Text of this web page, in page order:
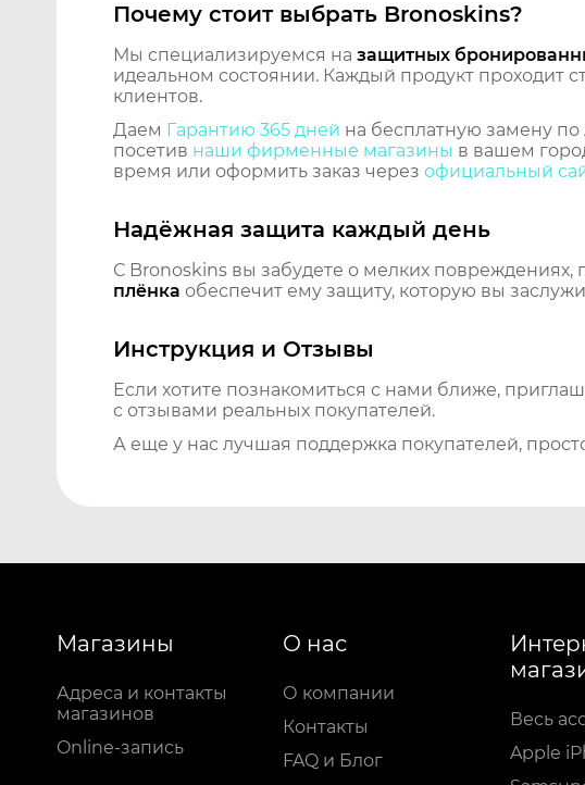
Почему стоит выбрать Bronoskins?
Мы специализируемся на защитных
идеальном состоянии. Каждый продукт проходит
клиентов.
Даем Гарантию 365 дней на бесплатную замену
посетив наши фирменные магазины в вашем
время или оформить заказ через официальный
Надёжная защита каждый день
С Bronoskins вы забудете о мелких повреждениях,
плёнка обеспечит ему защиту, которую вы
Инструкция и Отзывы
Если хотите познакомиться с нами ближе,
с отзывами реальных покупателей.
А еще у нас лучшая поддержка покупателей,
Магазины
Адреса и контакты
магазинов
Online-запись
О нас
О компании
Контакты
FAQ и Блог
Весь
Apple